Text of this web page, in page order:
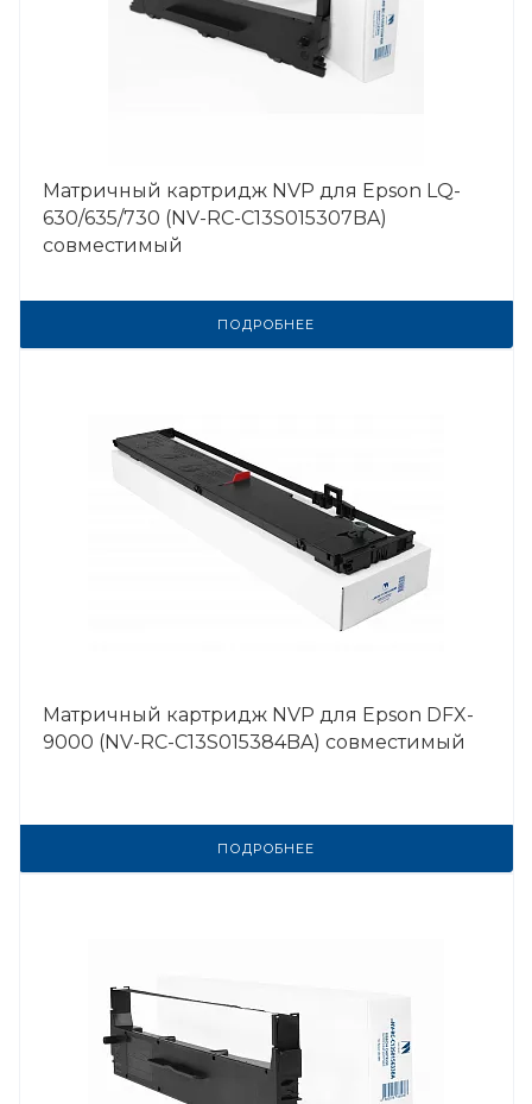
Матричный картридж NVP для Epson LQ-
630/635/730 (NV-RC-C13S015307BA)
совместимый
ПОДРОБНЕЕ
Матричный картридж NVP для Epson DFX-
9000 (NV-RC-C13S015384BA) совместимый
ПОДРОБНЕЕ